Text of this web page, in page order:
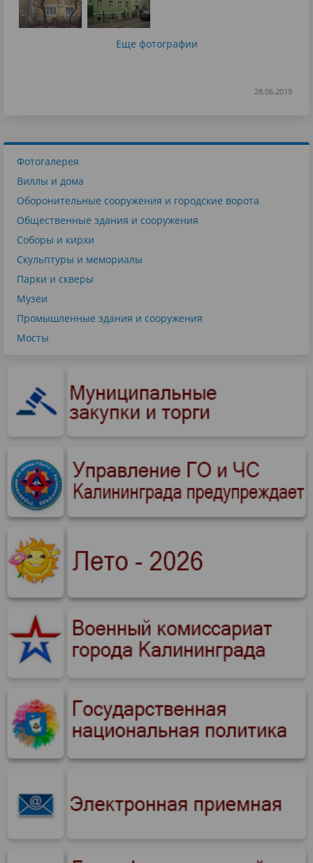
Еще фотографии
28.06.2019
Фотогалерея
Виллы и дома
Оборонительные сооружения и городские ворота
Общественные здания и сооружения
Соборы и кирхи
Скульптуры и мемориалы
Парки и скверы
Музеи
Промышленные здания и сооружения
Мосты